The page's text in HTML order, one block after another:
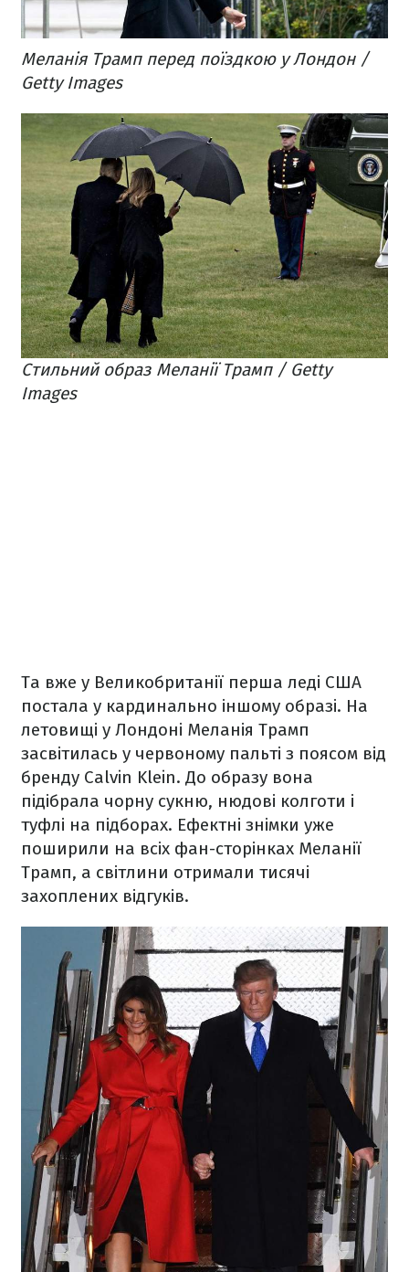
Меланія Трамп перед поїздкою у Лондон /
Getty Images
Стильний образ Меланії Трамп / Getty
Images
Та вже у Великобританії перша леді США
постала у кардинально іншому образі. На
летовищі у Лондоні Меланія Трамп
засвітилась у червоному пальті з поясом від
бренду Calvin Klein. До образу вона
підібрала чорну сукню, нюдові колготи і
туфлі на підборах. Ефектні знімки уже
поширили на всіх фан-сторінках Меланії
Трамп, а світлини отримали тисячі
захоплених відгуків.